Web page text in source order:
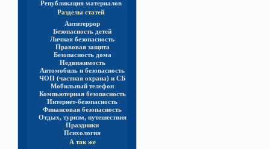
Републикация материалов
Разделы статей
Антитеррор
Безопасность детей
Личная безопасность
Правовая защита
Безопасность дома
Недвижимость
Автомобиль и безопасность
ЧОП (частная охрана) и СБ
Мобильный телефон
Компьютерная безопасность
Интернет-безопасность
Финансовая безопасность
Отдых, туризм, путешествия
Праздники
Психология
А так же